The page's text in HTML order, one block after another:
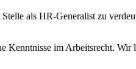
als HR-Generalist zu
Kenntnisse im Arbeitsrecht. Wir